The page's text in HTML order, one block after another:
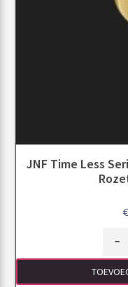
JNF Time Less
-